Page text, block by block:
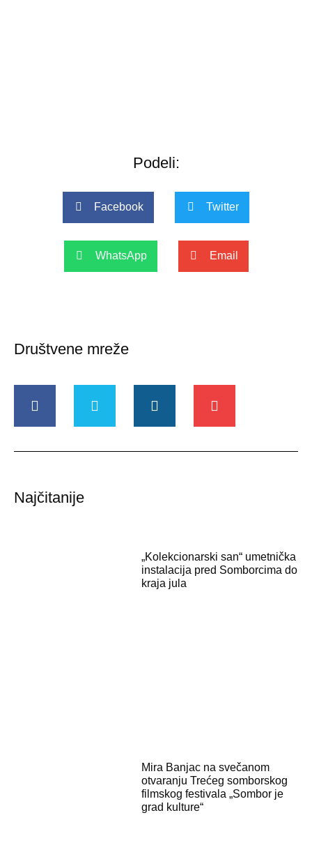
Podeli:
Facebook Twitter
WhatsApp Email
Društvene mreže
Najčitanije
„Kolekcionarski san“ umetnička
instalacija pred Somborcima do
kraja jula
Mira Banjac na svečanom
otvaranju Trećeg somborskog
filmskog festivala „Sombor je
grad kulture“